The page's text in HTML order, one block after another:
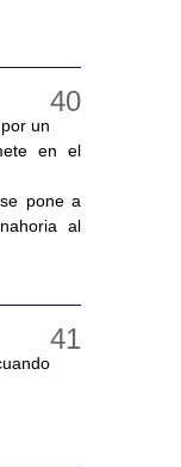
un
en el
pone a
al